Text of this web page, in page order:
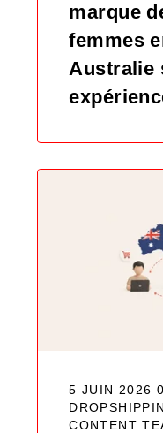
marque
femmes
Australie
5 JUIN 2026
CONTENT